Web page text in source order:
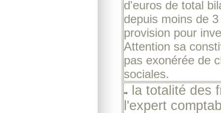
d'euros de total
depuis moins de
provision pour
Attention sa
pas exonérée de
sociales.
la totalité des
l'expert